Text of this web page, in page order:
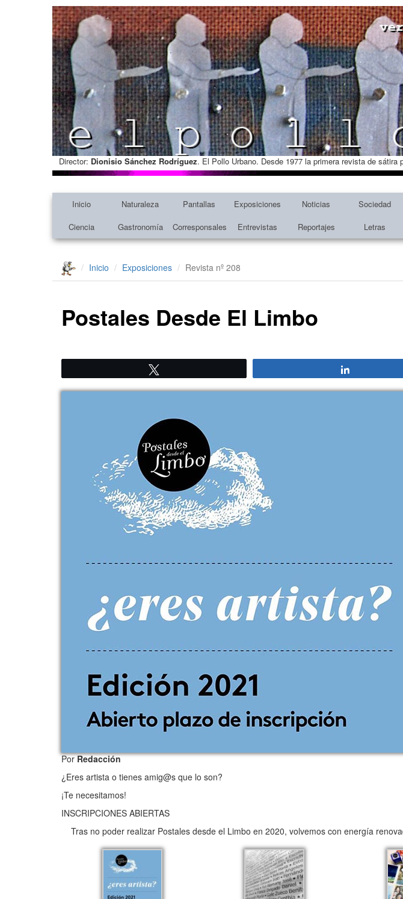
Director: Dionisio Sánchez Rodríguez. El Pollo Urbano. Desde 1977 la primera revista de
Inicio Naturaleza Pantallas Exposiciones Noticias Sociedad
Ciencia
Gastronomía Corresponsales Entrevistas Reportajes Letras
Inicio Exposiciones Revista nº 208
Postales Desde El Limbo
PorRedacción
¿Eres artista o tienes amig@s que lo son?
¡Te necesitamos!
INSCRIPCIONES ABIERTAS
Tras no poder realizar Postales desde el Limbo en 2020, volvemos con energía